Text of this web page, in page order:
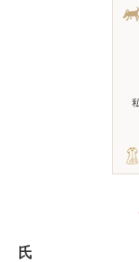
氏